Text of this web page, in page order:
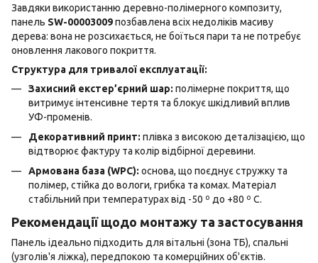
Завдяки використанню деревно-полімерного композиту,
панель SW-00003009позбавлена всіх недоліків масиву
дерева: вона не розсихається, не боїться пари та не потребує
оновлення лакового покриття.
Структура для тривалої експлуатації:
Захисний екстер’єрний шар: полімерне покриття, що
витримує інтенсивне тертя та блокує шкідливий вплив
УФ-променів.
Декоративний принт: плівка з високою деталізацією, що
відтворює фактуру та колір відбірної деревини.
Армована база (WPC): основа, що поєднує стружку та
полімер, стійка до вологи, грибка та комах. Матеріал
стабільний при температурах від -50 º до +80 º С.
Рекомендації щодо монтажу та застосування
Панель ідеально підходить для вітальні (зона ТБ), спальні
(узголів'я ліжка), передпокою та комерційних об'єктів.